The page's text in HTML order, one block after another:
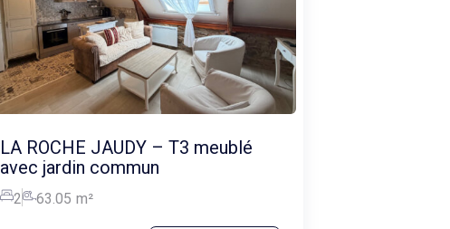
LA ROCHE JAUDY – T3 meublé
avec jardin commun
2 63.05 m²